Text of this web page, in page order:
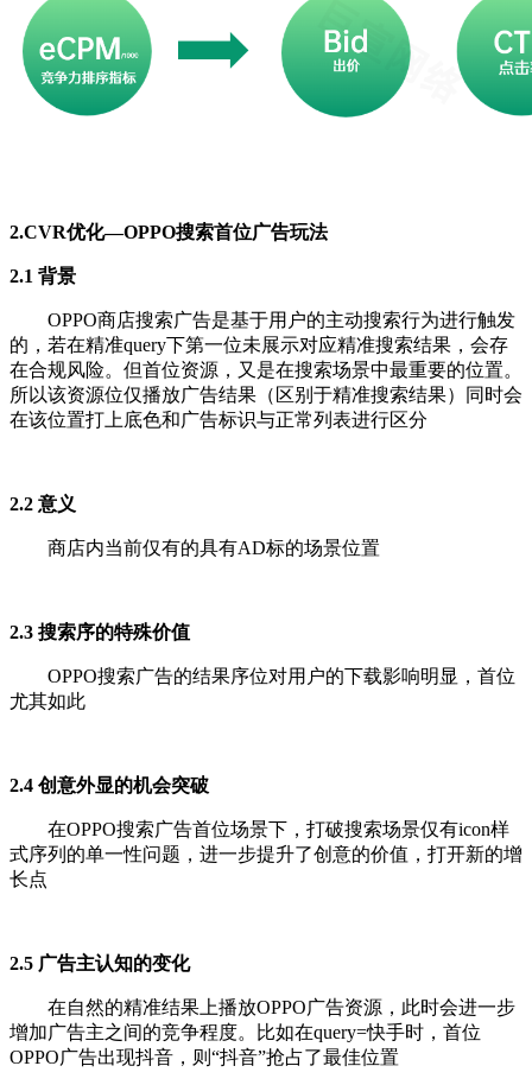
2.CVR优化—OPPO搜索首位广告玩法
2.1 背景
OPPO商店搜索广告是基于用户的主动搜索行为进行触发
的，若在精准query下第一位未展示对应精准搜索结果，会存
在合规风险。但首位资源，又是在搜索场景中最重要的位置。
所以该资源位仅播放广告结果（区别于精准搜索结果）同时会
在该位置打上底色和广告标识与正常列表进行区分
2.2 意义
商店内当前仅有的具有AD标的场景位置
2.3 搜索序的特殊价值
OPPO搜索广告的结果序位对用户的下载影响明显，首位
尤其如此
2.4 创意外显的机会突破
在OPPO搜索广告首位场景下，打破搜索场景仅有icon样
式序列的单一性问题，进一步提升了创意的价值，打开新的增
长点
2.5 广告主认知的变化
在自然的精准结果上播放OPPO广告资源，此时会进一步
增加广告主之间的竞争程度。比如在query=快手时，首位
OPPO广告出现抖音，则“抖音”抢占了最佳位置